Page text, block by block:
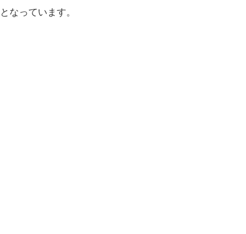
なっています。